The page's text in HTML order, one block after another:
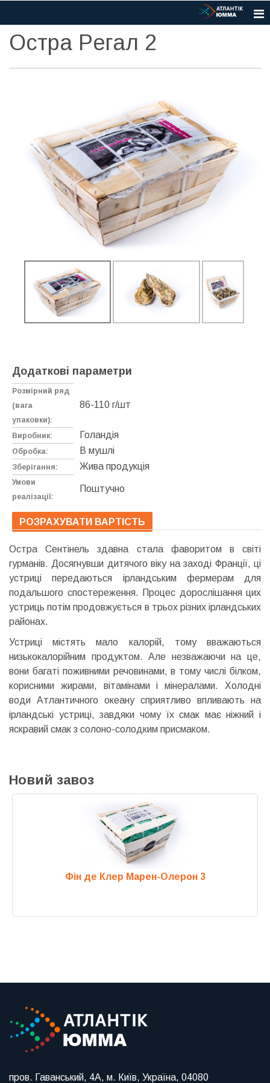
Остра Рeгал 2
Додаткові параметри
Розмірний ряд
(вага
упаковки):
86-110 г/шт
Виробник: Голандія
Обробка: В мушлі
Зберігання: Жива продукція
Умови
реалізації:
Поштучно
РОЗРАХУВАТИ ВАРТІСТЬ
Остра Сентінель здавна стала фаворитом в світі
гурманів. Досягнувши дитячого віку на заході Франції, ці
устриці передаються ірландським фермерам для
подальшого спостереження. Процес дорослішання цих
устриць потім продовжується в трьох різних ірландських
районах.
Устриці містять мало калорій, тому вважаються
низькокалорійним продуктом. Але незважаючи на це,
вони багаті поживними речовинами, в тому числі білком,
корисними жирами, вітамінами і мінералами. Холодні
води Атлантичного океану сприятливо впливають на
ірландські устриці, завдяки чому їх смак має ніжний і
яскравий смак з солоно-солодким присмаком.
Новий завоз
Фін де Клер Марен-Олерон 3
пров. Гаванський, 4А, м. Київ, Україна, 04080